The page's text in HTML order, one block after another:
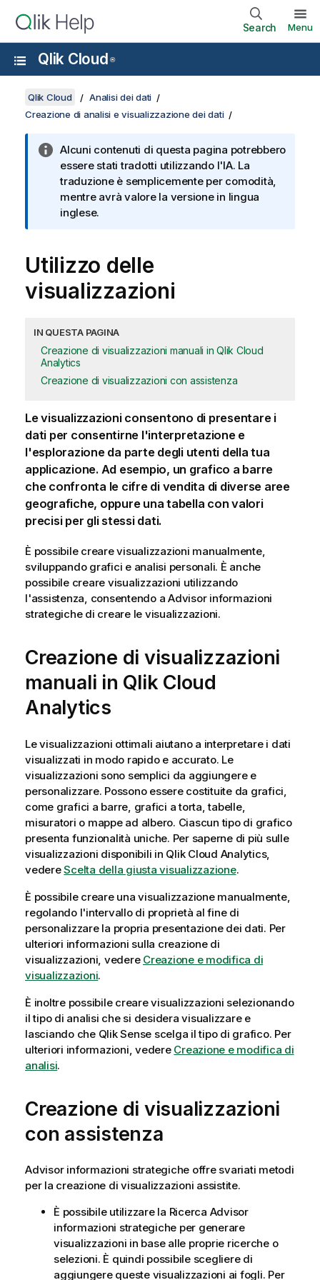
Search Menu
Qlik Cloud ®
Qlik Cloud
Analisi dei dati
Creazione di analisi e visualizzazione dei dati
Alcuni contenuti di questa pagina potrebbero
essere stati tradotti utilizzando l'IA. La
traduzione è semplicemente per comodità,
mentre avrà valore la versione in lingua
inglese.
Utilizzo delle
visualizzazioni
IN QUESTA PAGINA
Creazione di visualizzazioni manuali in Qlik Cloud
Analytics
Creazione di visualizzazioni con assistenza
Le visualizzazioni consentono di presentare i
dati per consentirne l'interpretazione e
l'esplorazione da parte degli utenti della tua
applicazione. Ad esempio, un grafico a barre
che confronta le cifre di vendita di diverse aree
geografiche, oppure una tabella con valori
precisi per gli stessi dati.
È possibile creare visualizzazioni manualmente,
sviluppando grafici e analisi personali. È anche
possibile creare visualizzazioni utilizzando
l'assistenza, consentendo a Advisor informazioni
strategichedi creare le visualizzazioni.
Creazione di visualizzazioni
manuali in Qlik Cloud
Analytics
Le visualizzazioni ottimali aiutano a interpretare i dati
visualizzati in modo rapido e accurato. Le
visualizzazioni sono semplici da aggiungere e
personalizzare. Possono essere costituite da grafici,
come grafici a barre, grafici a torta, tabelle,
misuratori o mappe ad albero. Ciascun tipo di grafico
presenta funzionalità uniche. Per saperne di più sulle
visualizzazioni disponibili in Qlik Cloud Analytics,
vedereScelta della giusta visualizzazione.
È possibile creare una visualizzazione manualmente,
regolando l'intervallo di proprietà al fine di
personalizzare la propria presentazione dei dati. Per
ulteriori informazioni sulla creazione di
visualizzazioni, vedere Creazione e modifica di
visualizzazioni.
È inoltre possibile creare visualizzazioni selezionando
il tipo di analisi che si desidera visualizzare e
lasciando che Qlik Sense scelga il tipo di grafico. Per
ulteriori informazioni, vedere Creazione e modifica di
analisi.
Creazione di visualizzazioni
con assistenza
Advisor informazioni strategiche offre svariati metodi
per la creazione di visualizzazioni assistite.
È possibile utilizzare la Ricerca Advisor
informazioni strategiche per generare
visualizzazioni in base alle proprie ricerche o
selezioni. È quindi possibile scegliere di
aggiungere queste visualizzazioni ai fogli. Per